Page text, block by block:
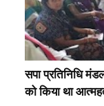
सपा प्रतिनिधि
को किया था